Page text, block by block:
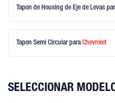
Tapon de Housing de Eje de Levas
Tapon Semi CircularparaChevrolet
SELECCIONAR